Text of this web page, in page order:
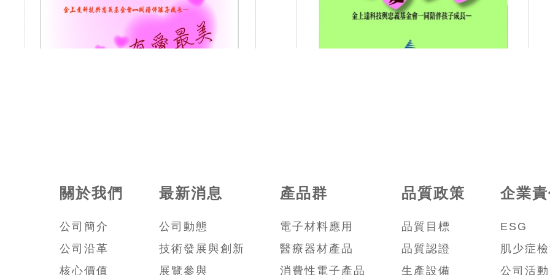
關於我們
公司簡介
公司沿革
核心價值
最新消息
公司動態
技術發展與創新
展覽參與
產品群
電子材料應用
醫療器材產品
消費性電子產品
品質政策
品質目標
品質認證
生產設備
企業
ESG
肌少症
公司活動